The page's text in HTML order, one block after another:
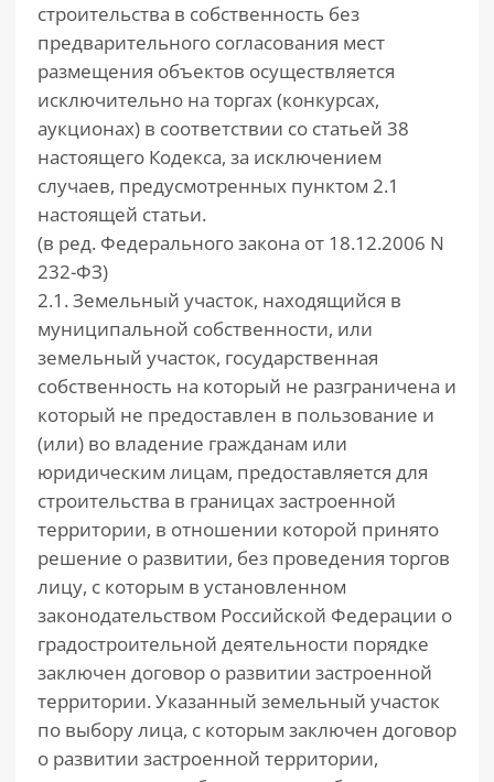
строительства в собственность без
предварительного согласования мест
размещения объектов осуществляется
исключительно на торгах (конкурсах,
аукционах) в соответствии со статьей 38
настоящего Кодекса, за исключением
случаев, предусмотренных пунктом 2.1
настоящей статьи.
(в ред. Федерального закона от 18.12.2006 N
232-ФЗ)
2.1. Земельный участок, находящийся в
муниципальной собственности, или
земельный участок, государственная
собственность на который не разграничена и
который не предоставлен в пользование и
(или) во владение гражданам или
юридическим лицам, предоставляется для
строительства в границах застроенной
территории, в отношении которой принято
решение о развитии, без проведения торгов
лицу, с которым в установленном
законодательством Российской Федерации о
градостроительной деятельности порядке
заключен договор о развитии застроенной
территории. Указанный земельный участок
по выбору лица, с которым заключен договор
о развитии застроенной территории,